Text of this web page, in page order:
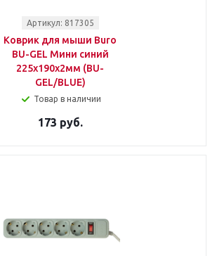
Артикул: 817305
Коврик для мыши Buro
BU-GEL Мини синий
225x190x2мм (BU-
GEL/BLUE)
Товар в наличии
173 руб.